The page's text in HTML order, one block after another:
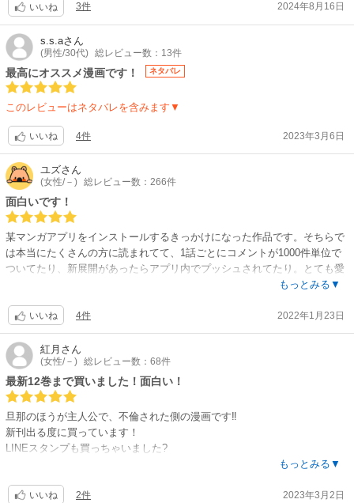
りました。頑張って良かったです、私ものぶる君とサレた奥様梢さんも前
を向こうとする根の良い人たち皆が。結構綺麗に出てくるお話の糸を結び
締めてくれてスッキリ納得するハッピーエンドを迎えたので大変だった思
いも全部報われた気がします。意外なところに深みあって、面白くておす
すめです。
いいね 3件 2024年8月16日
s.s.aさん
(男性/30代) 総レビュー数：13件
最高にオススメ漫画です！ ネタバレ
このレビューはネタバレを含みます▼
いいね 4件 2023年3月6日
ユズさん
(女性/－) 総レビュー数：266件
面白いです！
某マンガアプリをインストールするきっかけになった作品です。そちらで
は本当にたくさんの方に読まれてて、1話ごとにコメントが1000件単位で
ついてたり、新展開があったらアプリ内でプッシュされてたり。とても愛
されていて、私も大好きです。のぶくんはもちろん、アイコパスにも愛着
作者さんが基本的に人間愛にあふれた方なんだと思います。イライラ展開
も多いですが、そういう時には作者コメントで救われたりしてます。最後
までの展開を決めた上で描かれていて、連載しているマンガアプリでは
2022年内に最終回予定とのこと。フィナーレに向け、これからますます楽
しみです。
もっとみる▼
いいね 4件 2022年1月23日
紅月 さん
(女性/－) 総レビュー数：68件
最新12巻まで買いました！面白い！
旦那のほうが主人公で、不倫された側の漫画です‼
新刊出る度に買っています！
LINEスタンプも買っちゃいました?
(笑)
もっとみる▼
いいね 2件 2023年3月2日